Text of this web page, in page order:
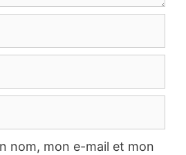
nom, mon e-mail et mon